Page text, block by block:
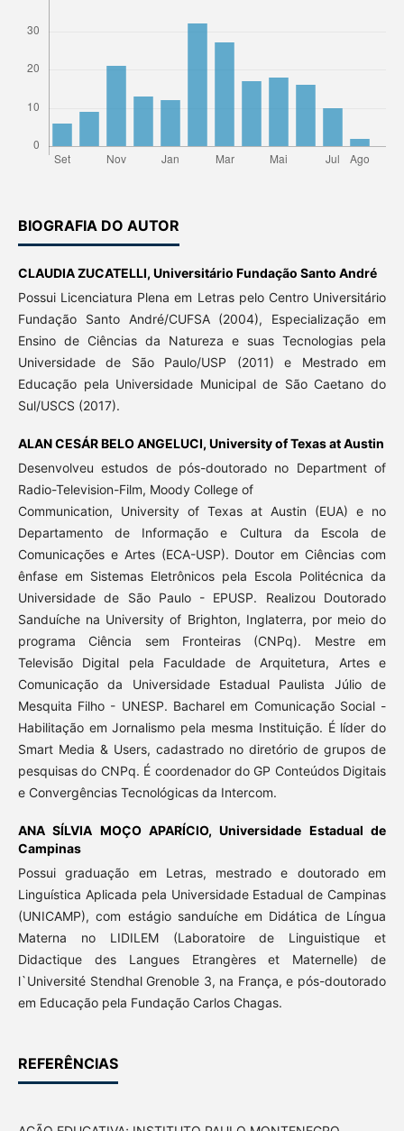
BIOGRAFIA DO AUTOR
CLAUDIA ZUCATELLI, Universitário Fundação Santo André
Possui Licenciatura Plena em Letras pelo Centro Universitário
Fundação Santo André/CUFSA (2004), Especialização em
Ensino de Ciências da Natureza e suas Tecnologias pela
Universidade de São Paulo/USP (2011) e Mestrado em
Educação pela Universidade Municipal de São Caetano do
Sul/USCS (2017).
ALAN CESÁR BELO ANGELUCI, University of Texas at Austin
Desenvolveu estudos de pós-doutorado no Department of
Radio-Television-Film, Moody College of
Communication, University of Texas at Austin (EUA) e no
Departamento de Informação e Cultura da Escola de
Comunicações e Artes (ECA-USP). Doutor em Ciências com
ênfase em Sistemas Eletrônicos pela Escola Politécnica da
Universidade de São Paulo - EPUSP. Realizou Doutorado
Sanduíche na University of Brighton, Inglaterra, por meio do
programa Ciência sem Fronteiras (CNPq). Mestre em
Televisão Digital pela Faculdade de Arquitetura, Artes e
Comunicação da Universidade Estadual Paulista Júlio de
Mesquita Filho - UNESP. Bacharel em Comunicação Social -
Habilitação em Jornalismo pela mesma Instituição. É líder do
Smart Media & Users, cadastrado no diretório de grupos de
pesquisas do CNPq. É coordenador do GP Conteúdos Digitais
e Convergências Tecnológicas da Intercom.
ANA SÍLVIA MOÇO APARÍCIO,Universidade Estadual de
Campinas
Possui graduação em Letras, mestrado e doutorado em
Linguística Aplicada pela Universidade Estadual de Campinas
(UNICAMP), com estágio sanduíche em Didática de Língua
Materna no LIDILEM (Laboratoire de Linguistique et
Didactique des Langues Etrangères et Maternelle) de
l`Université Stendhal Grenoble 3, na França, e pós-doutorado
em Educação pela Fundação Carlos Chagas.
REFERÊNCIAS